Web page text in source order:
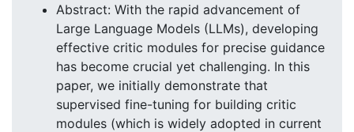
Abstract: With the rapid advancement of
Large Language Models (LLMs), developing
effective critic modules for precise guidance
has become crucial yet challenging. In this
paper, we initially demonstrate that
supervised fine-tuning for building critic
modules (which is widely adopted in current